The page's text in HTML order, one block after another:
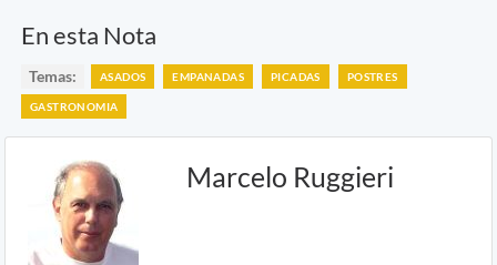
En esta Nota
Temas: ASADOS EMPANADAS PICADAS POSTRES
GASTRONOMIA
Marcelo Ruggieri